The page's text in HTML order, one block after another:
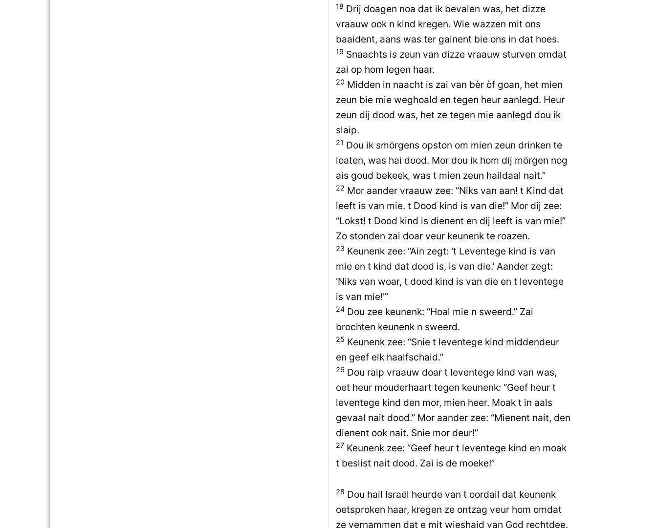
18 Drij doagen noa dat ik bevalen was, het dizze
vraauw ook n kind kregen. Wie wazzen mit ons
baaident, aans was ter gainent bie ons in dat hoes.
19 Snaachts is zeun van dizze vraauw sturven omdat
zai op hom legen haar.
20 Midden in naacht is zai van bèr òf goan, het mien
zeun bie mie weghoald en tegen heur aanlegd. Heur
zeun dij dood was, het ze tegen mie aanlegd dou ik
slaip.
21 Dou ik smörgens opston om mien zeun drinken te
loaten, was hai dood. Mor dou ik hom dij mörgen nog
ais goud bekeek, was t mien zeun haildaal nait.”
22 Mor aander vraauw zee: “Niks van aan! t Kind dat
leeft is van mie. t Dood kind is van die!” Mor dij zee:
“Lokst! t Dood kind is dienent en dij leeft is van mie!”
Zo stonden zai doar veur keunenk te roazen.
23 Keunenk zee: “Ain zegt: 't Leventege kind is van
mie en t kind dat dood is, is van die.' Aander zegt:
'Niks van woar, t dood kind is van die en t leventege
is van mie!'”
24 Dou zee keunenk: “Hoal mie n sweerd.” Zai
brochten keunenk n sweerd.
25 Keunenk zee: “Snie t leventege kind middendeur
en geef elk haalfschaid.”
26 Dou raip vraauw doar t leventege kind van was,
oet heur mouderhaart tegen keunenk: “Geef heur t
leventege kind den mor, mien heer. Moak t in aals
gevaal nait dood.” Mor aander zee: “Mienent nait, den
dienent ook nait. Snie mor deur!”
27 Keunenk zee: “Geef heur t leventege kind en moak
t beslist nait dood. Zai is de moeke!”
28 Dou hail Israël heurde van t oordail dat keunenk
oetsproken haar, kregen ze ontzag veur hom omdat
ze vernammen dat e mit wieshaid van God rechtdee.